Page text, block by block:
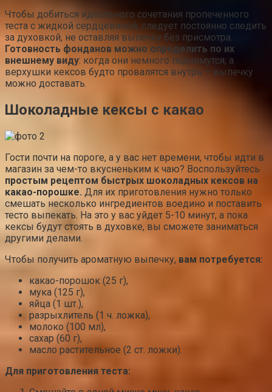
Чтобы добиться идеального сочетания пропеченного
теста с жидкой сердцевиной, следует постоянно следить
за духовкой, не оставляя выпечку без присмотра.
Готовность фонданов можно определить по их
внешнему виду: когда они немного поднимутся, а
верхушки кексов будто провалятся внутрь – выпечку
можно доставать.
Шоколадные кексы с какао
Гости почти на пороге, а у вас нет времени, чтобы идти в
магазин за чем-то вкусненьким к чаю? Воспользуйтесь
простым рецептом быстрых шоколадных кексов на
какао-порошке. Для их приготовления нужно только
смешать несколько ингредиентов воедино и поставить
тесто выпекать. На это у вас уйдет 5-10 минут, а пока
кексы будут стоять в духовке, вы сможете заниматься
другими делами.
Чтобы получить ароматную выпечку, вам потребуется:
какао-порошок (25 г),
мука (125 г),
яйца (1 шт.),
разрыхлитель (1 ч. ложка),
молоко (100 мл),
сахар (60 г),
масло растительное (2 ст. ложки).
Для приготовления теста: